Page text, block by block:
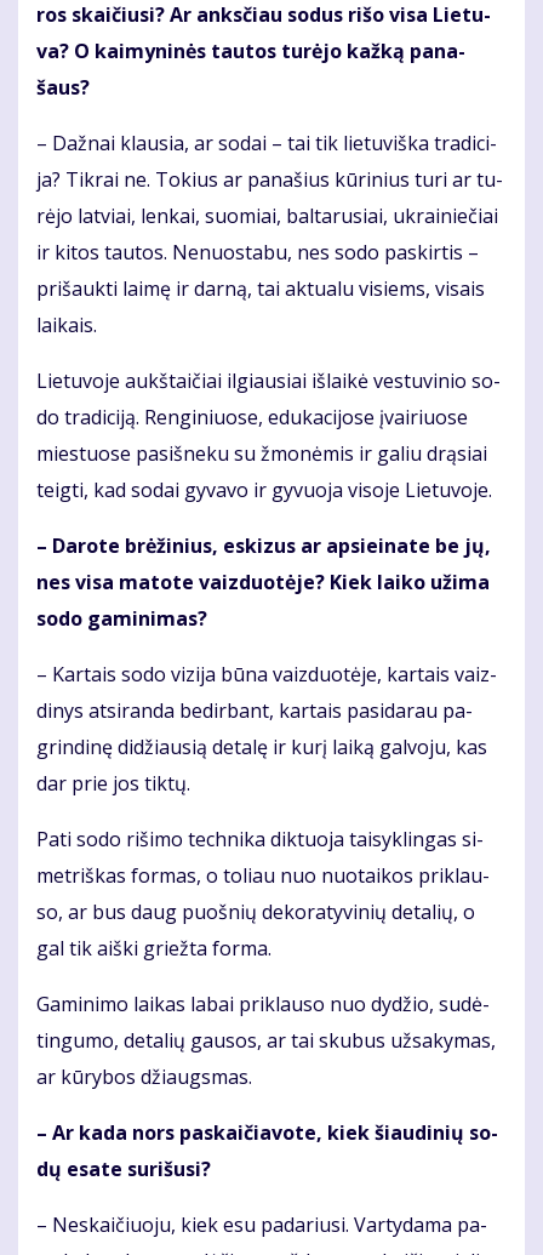
ros skai­čiu­si? Ar anks­čiau so­dus ri­šo vi­sa Lie­tu­
va? O kai­my­ni­nės tau­tos tu­rė­jo kaž­ką pa­na­
šaus?
– Daž­nai klau­sia, ar so­dai – tai tik lie­tu­viš­ka tra­di­ci­
ja? Tik­rai ne. To­kius ar pa­na­šius kū­ri­nius tu­ri ar tu­
rė­jo lat­viai, len­kai, suo­miai, bal­ta­ru­siai, uk­rai­nie­čiai
ir ki­tos tau­tos. Ne­nuos­ta­bu, nes so­do pa­skir­tis –
pri­šauk­ti lai­mę ir dar­ną, tai ak­tu­a­lu vi­siems, vi­sais
lai­kais.
Lie­tu­vo­je aukš­tai­čiai il­giau­siai iš­lai­kė ves­tu­vi­nio so­
do tra­di­ci­ją. Ren­gi­niuo­se, edu­ka­ci­jo­se įvai­riuo­se
mies­tuo­se pa­si­šne­ku su žmo­nė­mis ir ga­liu drą­siai
teig­ti, kad so­dai gy­va­vo ir gy­vuo­ja vi­so­je Lie­tu­vo­je.
– Da­ro­te brė­ži­nius, es­ki­zus ar ap­si­ei­na­te be jų,
nes vi­sa ma­to­te vaiz­duo­tė­je? Kiek lai­ko už­ima
so­do ga­mi­ni­mas?
– Kar­tais so­do vi­zi­ja bū­na vaiz­duo­tė­je, kar­tais vaiz­
di­nys at­si­ran­da be­dir­bant, kar­tais pa­si­da­rau pa­
grin­di­nę di­džiau­sią de­ta­lę ir ku­rį lai­ką gal­vo­ju, kas
dar prie jos tik­tų.
Pa­ti so­do ri­ši­mo tech­ni­ka dik­tuo­ja tai­syk­lin­gas si­
met­riš­kas for­mas, o to­liau nuo nuo­tai­kos pri­klau­
so, ar bus daug puoš­nių de­ko­ra­ty­vi­nių de­ta­lių, o
gal tik aiš­ki griež­ta for­ma.
Ga­mi­ni­mo lai­kas la­bai pri­klau­so nuo dy­džio, su­dė­
tin­gu­mo, de­ta­lių gau­sos, ar tai sku­bus už­sa­ky­mas,
ar kū­ry­bos džiaugs­mas.
– Ar ka­da nors pa­skai­čia­vo­te, kiek šiau­di­nių so­
dų esa­te su­ri­šu­si?
– Ne­skai­čiuo­ju, kiek esu pa­da­riu­si. Var­ty­da­ma pa­